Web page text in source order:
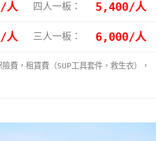
人 四人一板： 5,400/人
人 三人一板： 6,000/人
費，租賃費（SUP工具套件，救生衣），